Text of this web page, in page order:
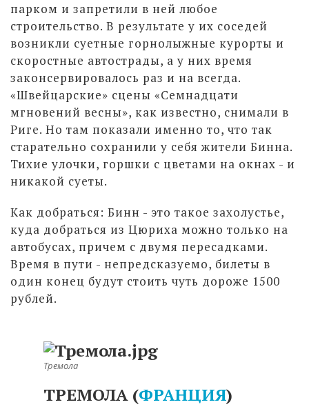
парком и запретили в ней любое
строительство. В результате у их соседей
возникли суетные горнолыжные курорты и
скоростные автострады, а у них время
законсервировалось раз и на всегда.
«Швейцарские» сцены «Семнадцати
мгновений весны», как известно, снимали в
Риге. Но там показали именно то, что так
старательно сохранили у себя жители Бинна.
Тихие улочки, горшки с цветами на окнах - и
никакой суеты.
Как добраться: Бинн - это такое захолустье,
куда добраться из Цюриха можно только на
автобусах, причем с двумя пересадками.
Время в пути - непредсказуемо, билеты в
один конец будут стоить чуть дороже 1500
рублей.
Тремола
ТРЕМОЛА (ФРАНЦИЯ)